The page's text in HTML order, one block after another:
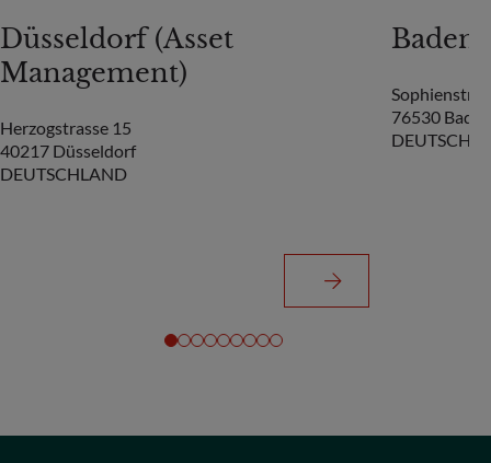
Düsseldorf (Asset
Management)
Herzogstrasse 15
40217 Düsseldorf
DEUTSCHLAND
76530